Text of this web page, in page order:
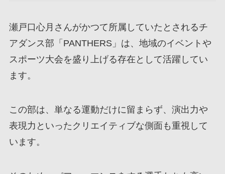
瀬戸口心月さんがかつて所属していたとされるチ
アダンス部「PANTHERS」は、地域のイベントや
スポーツ大会を盛り上げる存在として活躍してい
ます。
この部は、単なる運動だけに留まらず、演出力や
表現力といったクリエイティブな側面も重視して
います。